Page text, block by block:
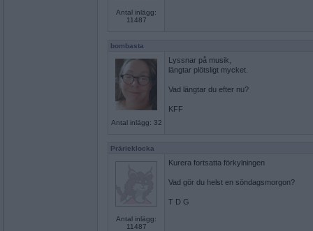
Antal inlägg:
11487
bombasta
Antal inlägg: 32
Lyssnar på musik,
längtar plötsligt mycket.
Vad längtar du efter nu?
KFF
Prärieklocka
Antal inlägg:
11487
Kurera fortsatta förkylningen
Vad gör du helst en söndagsmorgon?
T D G